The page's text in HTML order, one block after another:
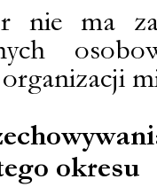
nie ma
okresu